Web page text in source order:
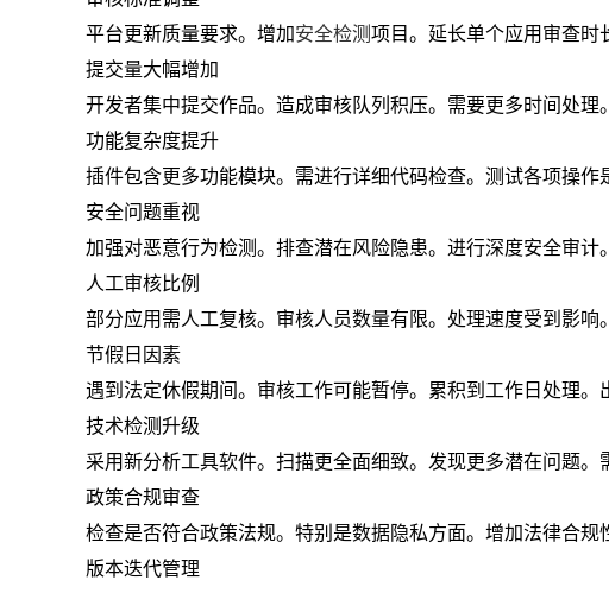
平台更新质量要求。增加安全检测项目。延长单个应用审查时
提交量大幅增加
开发者集中提交作品。造成审核队列积压。需要更多时间处理
功能复杂度提升
插件包含更多功能模块。需进行详细代码检查。测试各项操作
安全问题重视
加强对恶意行为检测。排查潜在风险隐患。进行深度安全审计
人工审核比例
部分应用需人工复核。审核人员数量有限。处理速度受到影响
节假日因素
遇到法定休假期间。审核工作可能暂停。累积到工作日处理。
技术检测升级
采用新分析工具软件。扫描更全面细致。发现更多潜在问题。
政策合规审查
检查是否符合政策法规。特别是数据隐私方面。增加法律合规
版本迭代管理